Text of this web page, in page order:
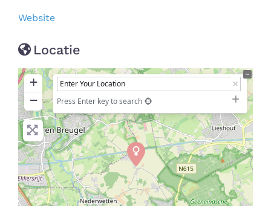
Website
Locatie
+
−
Press Enter key to search